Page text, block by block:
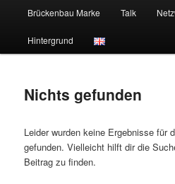
Brückenbau Marke Talk
Hintergrund
Nichts gefunden
Leider wurden keine Ergebnisse für
gefunden. Vielleicht hilft dir die
Beitrag zu finden.